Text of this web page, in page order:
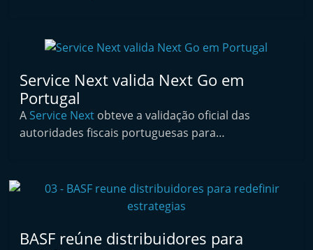
p
n
e
n
d
A
Service Next valida Next Go em
Portugal
A Service Next obteve a validação oficial das
autoridades fiscais portuguesas para…
BASF reúne distribuidores para